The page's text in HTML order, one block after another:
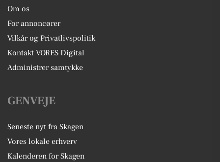
Om os
For annoncører
Vilkår og Privatlivspolitik
Kontakt VORES Digital
Administrer samtykke
GENVEJE
Seneste nyt fra Skagen
Vores lokale erhverv
Kalenderen for Skagen